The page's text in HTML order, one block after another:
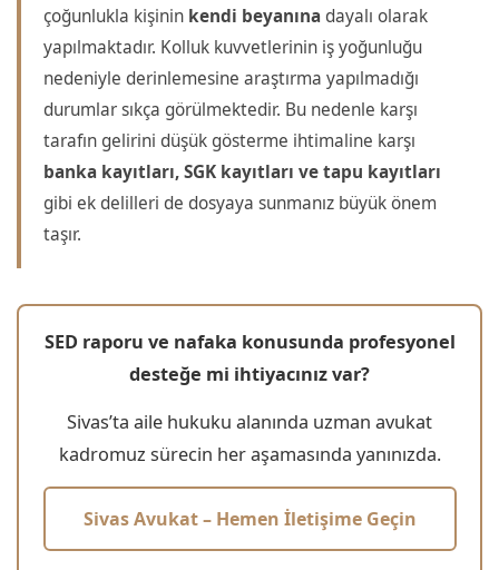
çoğunlukla kişinin kendi beyanınadayalı olarak
yapılmaktadır. Kolluk kuvvetlerinin iş yoğunluğu
nedeniyle derinlemesine araştırma yapılmadığı
durumlar sıkça görülmektedir. Bu nedenle karşı
tarafın gelirini düşük gösterme ihtimaline karşı
banka kayıtları, SGK kayıtları ve tapu kayıtları
gibi ek delilleri de dosyaya sunmanız büyük önem
taşır.
SED raporu ve nafaka konusunda profesyonel
desteğe mi ihtiyacınız var?
Sivas’ta aile hukuku alanında uzman avukat
kadromuz sürecin her aşamasında yanınızda.
Sivas Avukat – Hemen İletişime Geçin